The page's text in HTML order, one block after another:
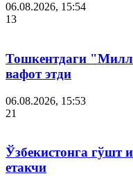
06.08.2026, 15:54
13
Тошкентдаги
вафот этди
06.08.2026, 15:53
21
Ўзбекистонга гўшт
етакчи